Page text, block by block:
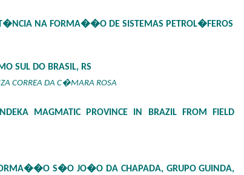
NA FORMA��O DE SISTEMAS PETROL�FEROS
SUL DO BRASIL, RS
CORREA DA C�MARA ROSA
MAGMATIC PROVINCE IN BRAZIL FROM FIELD
S�O JO�O DA CHAPADA, GRUPO GUINDA,